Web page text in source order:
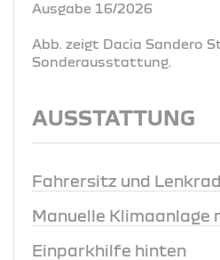
Ausgabe 16/2026
Abb. zeigt Dacia Sandero
Sonderausstattung.
AUSSTATTUNG
Fahrersitz und
Manuelle
Einparkhilfe hinten